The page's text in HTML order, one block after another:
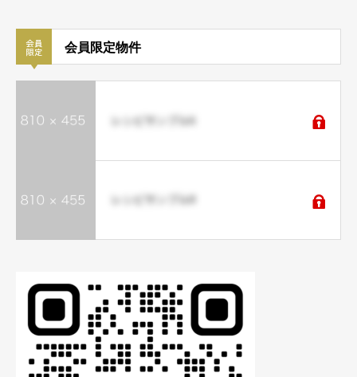
会員限定物件
レシピサンプル6